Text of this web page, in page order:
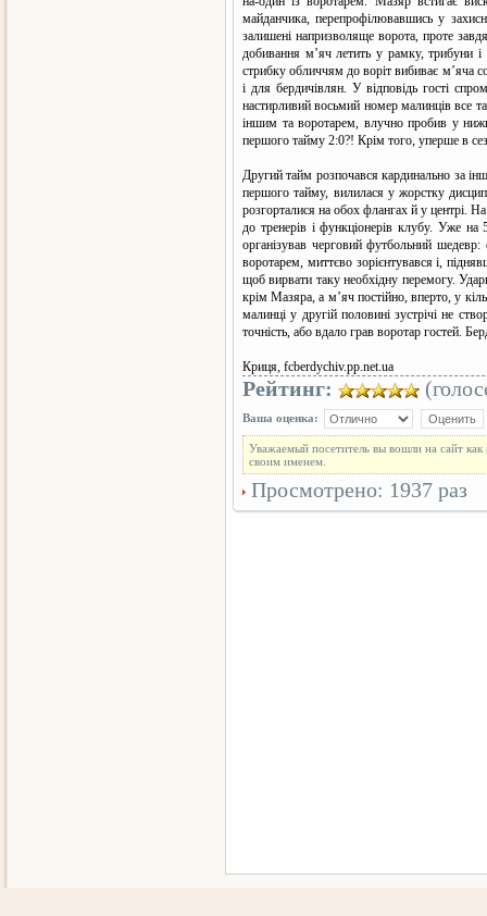
майданчика, перепрофілювавшись у
залишені напризволяще ворота, проте
добивання м’яч летить у рамку, трибуни
стрибку обличчям до воріт вибиває м’яча
і для бердичівлян. У відповідь гості
настирливий восьмий номер малинців все
іншим та воротарем, влучно пробив у
першого тайму 2:0?! Крім того, уперше в
Другий тайм розпочався кардинально за
першого тайму, вилилася у жорстку
розгорталися на обох флангах й у центрі.
до тренерів і функціонерів клубу. Уже
організував черговий футбольний
воротарем, миттєво зорієнтувався і,
щоб вирвати таку необхідну перемогу.
крім Мазяра, а м’яч постійно, вперто, у
малинці у другій половині зустрічі не
точність, або вдало грав воротар гостей.
Криця, fcberdychiv.pp.net.ua
Рейтинг:
Ваша оценка:
Уважаемый посетитель вы вошли на сайт
своим именем.
Просмотрено: 1937 раз